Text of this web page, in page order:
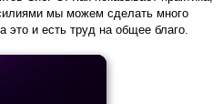
мы можем сделать много
это и есть труд на общее благо.